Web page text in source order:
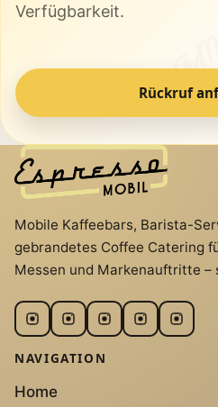
Verfügbarkeit.
Rückruf
Mobile Kaffeebars, Barista-
gebrandetes Coffee Catering
Messen und Markenauftritte –
NAVIGATION
Home